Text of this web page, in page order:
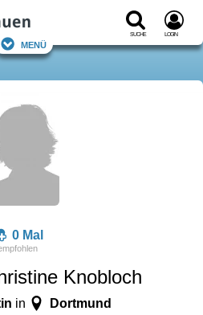
Suche Login
Menü
0 Mal
Knobloch
in Dortmund